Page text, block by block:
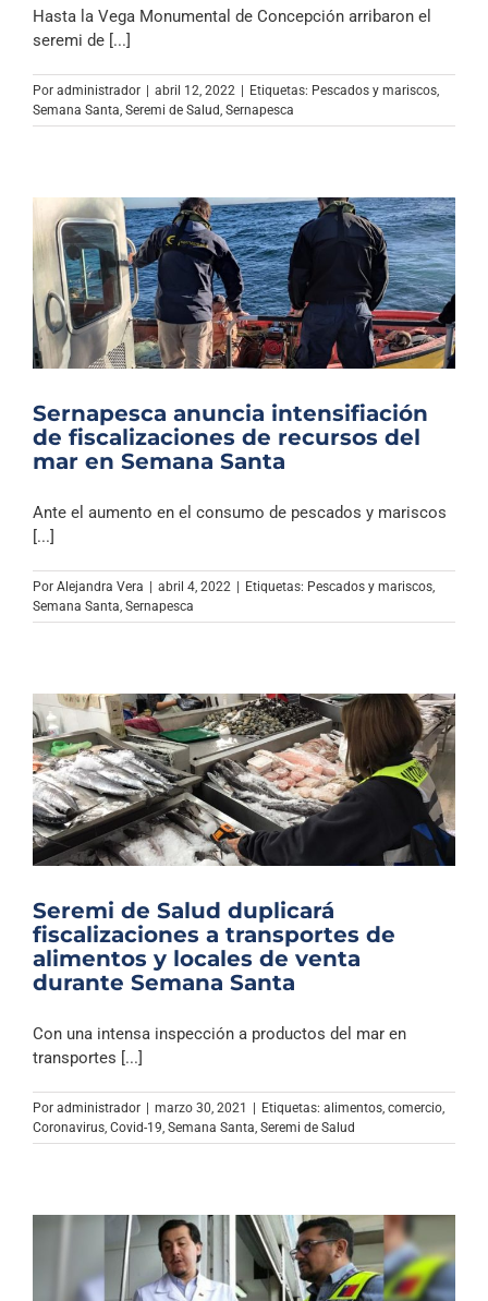
Hasta la Vega Monumental de Concepción arribaron el
seremi de [...]
Por administrador | abril 12, 2022 | Etiquetas: Pescados y mariscos
Semana Santa Seremi de Salud Sernapesca
Sernapesca anuncia intensifiación
de fiscalizaciones de recursos del
mar en Semana Santa
Ante el aumento en el consumo de pescados y mariscos
[...]
Por Alejandra Vera abril 4, 2022 Etiquetas: Pescados y mariscos,
Semana Santa, Sernapesca
Seremi de Salud duplicará
fiscalizaciones a transportes de
alimentos y locales de venta
durante Semana Santa
Con una intensa inspección a productos del mar en
transportes [...]
Por administrador marzo 30, 2021 Etiquetas: alimentos, comercio,
Coronavirus, Covid-19, Semana Santa, Seremi de Salud